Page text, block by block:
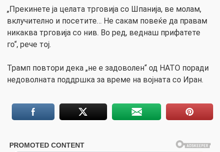
„Прекинете ја целата трговија со Шпанија, ве молам,
вклучително и посетите… Не сакам повеќе да правам
никаква трговија со нив. Во ред, веднаш прифатете
го“, рече тој.
Трамп повтори дека „не е задоволен“ од НАТО поради
недоволната поддршка за време на војната со Иран.